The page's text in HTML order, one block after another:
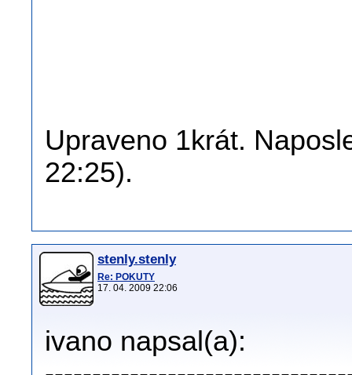
Upraveno 1krát.
22:25).
stenly.stenly
Re: POKUTY
17. 04. 2009 22:06
ivano napsal(a):